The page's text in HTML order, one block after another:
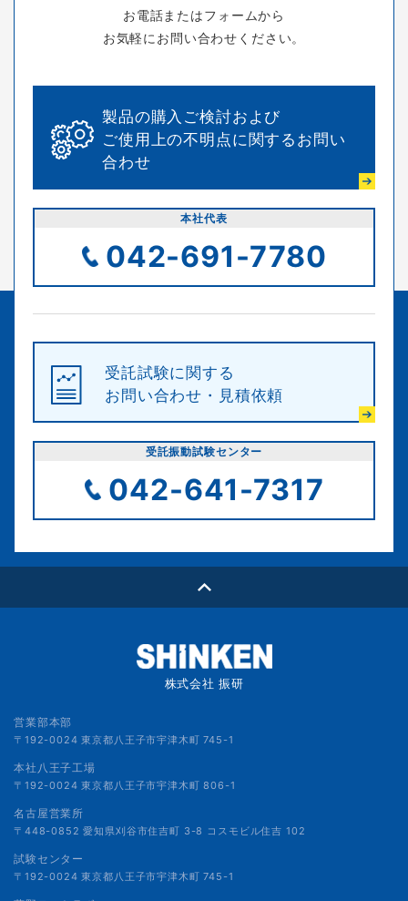
お電話またはフォームから
お気軽にお問い合わせください。
製品の購入ご検討および
ご使用上の不明点に関するお問い
合わせ
本社代表
042-691-7780
受託試験に関する
お問い合わせ・見積依頼
受託振動試験センター
042-641-7317
株式会社 振研
営業部本部
〒192-0024 東京都八王子市宇津木町 745-1
本社八王子工場
〒192-0024 東京都八王子市宇津木町 806-1
名古屋営業所
〒448-0852 愛知県刈谷市住吉町 3-8 コスモビル住吉 102
試験センター
〒192-0024 東京都八王子市宇津木町 745-1